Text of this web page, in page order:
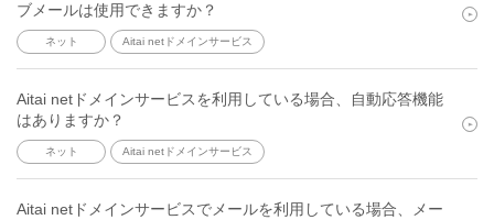
ブメールは使用できますか？
ネット Aitai netドメインサービス
Aitai netドメインサービスを利用している場合、自動応答機能
はありますか？
ネット Aitai netドメインサービス
Aitai netドメインサービスでメールを利用している場合、メー